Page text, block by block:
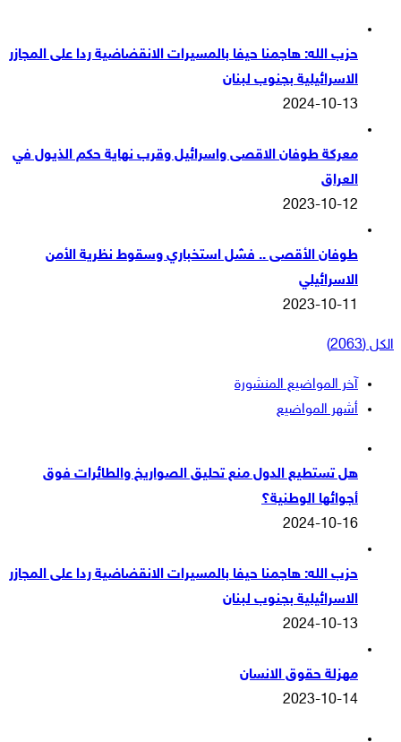
حزب الله: هاجمنا حيفا بالمسيرات الانقضاضية ردا على المجازر
الاسرائيلية بجنوب لبنان
2024-10-13
معركة طوفان الاقصى واسرائيل وقرب نهاية حكم الذيول في
العراق
2023-10-12
طوفان الأقصى .. فشل استخباري وسقوط نظرية الأمن
الاسرائيلي
2023-10-11
الكل (2063)
آخر المواضيع المنشورة
أشهر المواضيع
هل تستطيع الدول منع تحليق الصواريخ والطائرات فوق
أجوائها الوطنية؟
2024-10-16
حزب الله: هاجمنا حيفا بالمسيرات الانقضاضية ردا على المجازر
الاسرائيلية بجنوب لبنان
2024-10-13
مهزلة حقوق الانسان
2023-10-14